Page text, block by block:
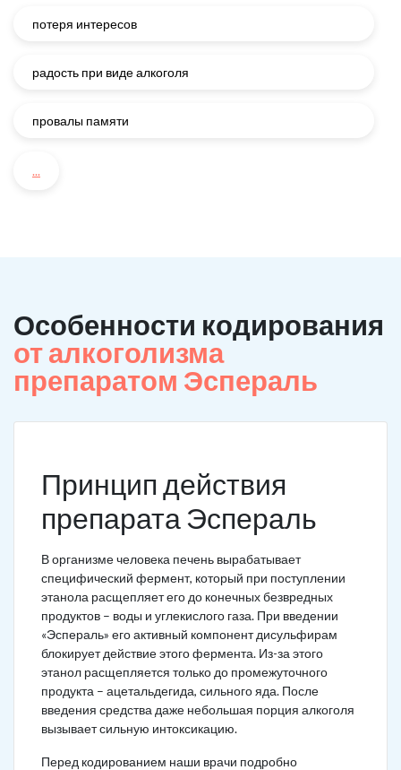
потеря интересов
радость при виде алкоголя
провалы памяти
...
Особенности кодирования
от алкоголизма
препаратом Эспераль
Принцип действия
препарата Эспераль
В организме человека печень вырабатывает
специфический фермент, который при поступлении
этанола расщепляет его до конечных безвредных
продуктов – воды и углекислого газа. При введении
«Эспераль» его активный компонент дисульфирам
блокирует действие этого фермента. Из-за этого
этанол расщепляется только до промежуточного
продукта – ацетальдегида, сильного яда. После
введения средства даже небольшая порция алкоголя
вызывает сильную интоксикацию.
Перед кодированием наши врачи подробно